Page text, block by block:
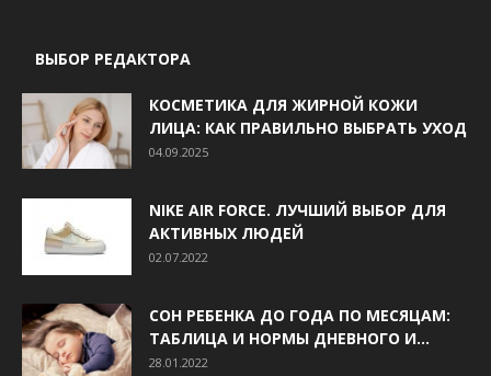
ВЫБОР РЕДАКТОРА
КОСМЕТИКА ДЛЯ ЖИРНОЙ КОЖИ
ЛИЦА: КАК ПРАВИЛЬНО ВЫБРАТЬ УХОД
04.09.2025
NIKE AIR FORCE. ЛУЧШИЙ ВЫБОР ДЛЯ
АКТИВНЫХ ЛЮДЕЙ
02.07.2022
СОН РЕБЕНКА ДО ГОДА ПО МЕСЯЦАМ:
ТАБЛИЦА И НОРМЫ ДНЕВНОГО И...
28.01.2022